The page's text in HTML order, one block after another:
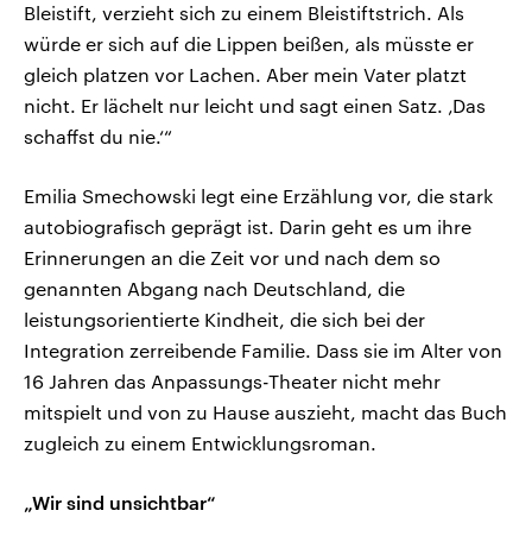
Bleistift, verzieht sich zu einem Bleistiftstrich. Als
würde er sich auf die Lippen beißen, als müsste er
gleich platzen vor Lachen. Aber mein Vater platzt
nicht. Er lächelt nur leicht und sagt einen Satz. ‚Das
schaffst du nie.‘“
Emilia Smechowski legt eine Erzählung vor, die stark
autobiografisch geprägt ist. Darin geht es um ihre
Erinnerungen an die Zeit vor und nach dem so
genannten Abgang nach Deutschland, die
leistungsorientierte Kindheit, die sich bei der
Integration zerreibende Familie. Dass sie im Alter von
16 Jahren das Anpassungs-Theater nicht mehr
mitspielt und von zu Hause auszieht, macht das Buch
zugleich zu einem Entwicklungsroman.
„Wir sind unsichtbar“